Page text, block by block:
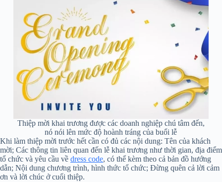
Thiệp mời khai trương được các doanh nghiệp chú tâm đến,
nó nói lên mức độ hoành tráng của buổi lễ
Khi làm thiệp mời trước hết cần có đủ các nội dung: Tên của khách
mời; Các thông tin liên quan đến lễ khai trương như thời gian, địa điểm
tổ chức và yêu cầu về dress code, có thể kèm theo cả bản đồ hướng
dẫn; Nội dung chương trình, hình thức tổ chức; Đừng quên cả lời cảm
ơn và lời chúc ở cuối thiệp.